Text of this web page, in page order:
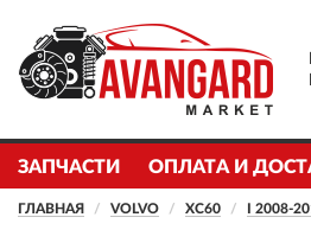
ЗАПЧАСТИ ОПЛАТА И
ГЛАВНАЯ VOLVO XC60 I 2008-